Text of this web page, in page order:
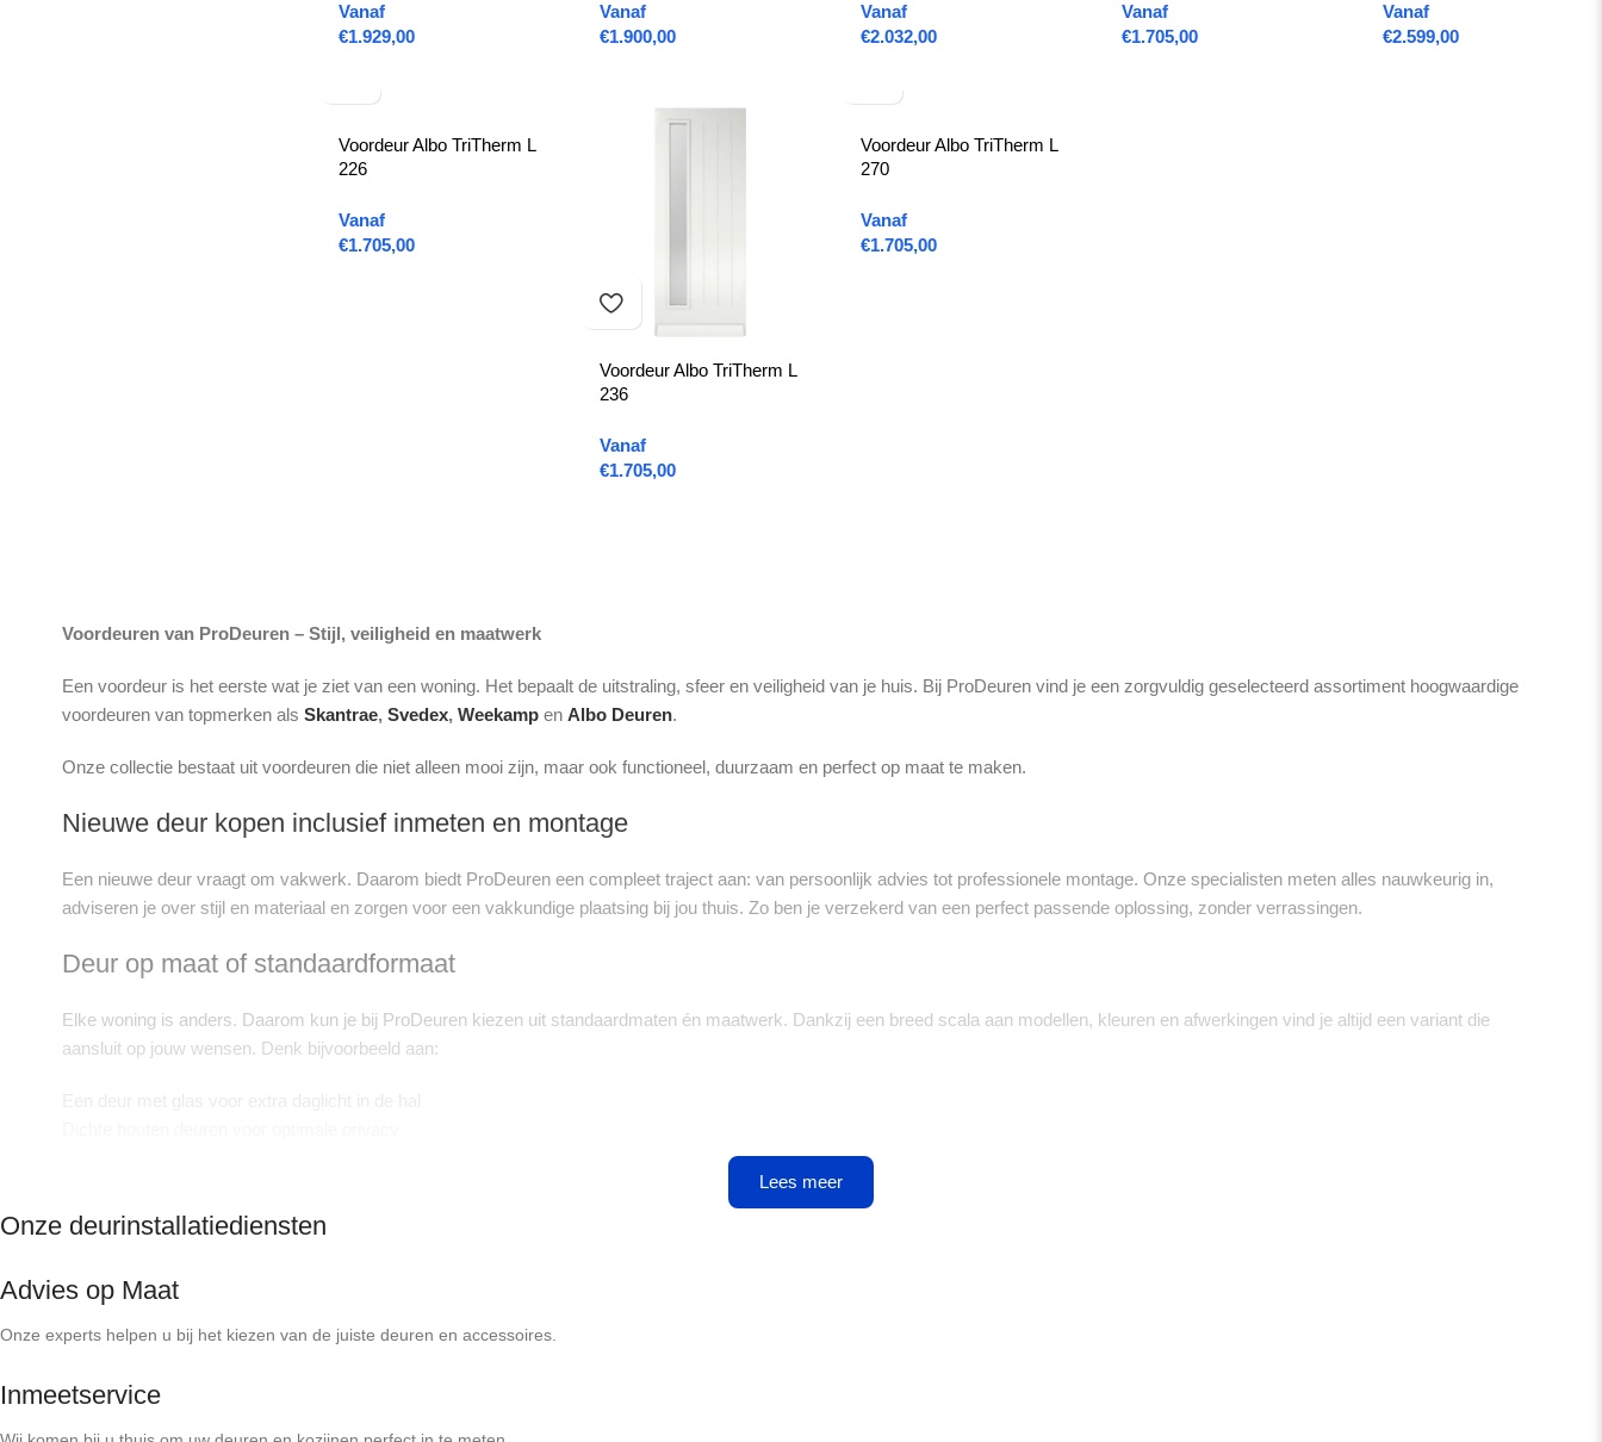
Vanaf
€1.929,00
Vanaf
€1.900,00
Vanaf
€2.032,00
Vanaf
€1.705,00
Vanaf
€2.599,00
Voordeur Albo TriTherm L
226
Vanaf
€1.705,00
Voordeur Albo TriTherm L
236
Vanaf
€1.705,00
Voordeur Albo TriTherm L
270
Vanaf
€1.705,00
Voordeuren van ProDeuren – Stijl, veiligheid en maatwerk
Een voordeur is het eerste wat je ziet van een woning. Het bepaalt de uitstraling, sfeer en veiligheid van je huis. Bij ProDeuren vind je een zorgvuldig geselecteerd assortiment hoogwaardige
voordeuren van topmerken als Skantrae, Svedex, Weekampen Albo Deuren.
Onze collectie bestaat uit voordeuren die niet alleen mooi zijn, maar ook functioneel, duurzaam en perfect op maat te maken.
Nieuwe deur kopen inclusief inmeten en montage
Een nieuwe deur vraagt om vakwerk. Daarom biedt ProDeuren een compleet traject aan: van persoonlijk advies tot professionele montage. Onze specialisten meten alles nauwkeurig in,
adviseren je over stijl en materiaal en zorgen voor een vakkundige plaatsing bij jou thuis. Zo ben je verzekerd van een perfect passende oplossing, zonder verrassingen.
Deur op maat of standaardformaat
Elke woning is anders. Daarom kun je bij ProDeuren kiezen uit standaardmaten én maatwerk. Dankzij een breed scala aan modellen, kleuren en afwerkingen vind je altijd een variant die
aansluit op jouw wensen. Denk bijvoorbeeld aan:
Veiligheid en isolatie
tochtvaldorpel of tochtstrip integreren om de isolatie te verbeteren.
Bij ProDeuren vind je voordeuren die niet alleen functioneel zijn, maar ook perfect passen bij de uitstraling van jouw woning. Van klassiek tot strak en modern – voor iedere stijl is er een
passende oplossing:
Lees meer
Onze deurinstallatiediensten
Advies op Maat
Onze experts helpen u bij het kiezen van de juiste deuren en accessoires.
Inmeetservice